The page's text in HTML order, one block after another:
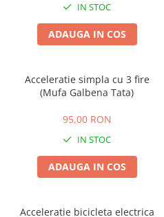
IN STOC
ADAUGA IN COS
Acceleratie simpla cu 3 fire
(Mufa Galbena Tata)
95,00 RON
IN STOC
ADAUGA IN COS
Acceleratie bicicleta electrica